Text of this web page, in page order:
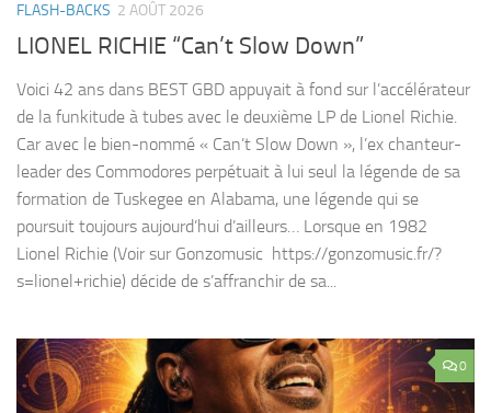
FLASH-BACKS 2 AOÛT 2026
LIONEL RICHIE “Can’t Slow Down”
Voici 42 ans dans BEST GBD appuyait à fond sur l’accélérateur
de la funkitude à tubes avec le deuxième LP de Lionel Richie.
Car avec le bien-nommé « Can’t Slow Down », l’ex chanteur-
leader des Commodores perpétuait à lui seul la légende de sa
formation de Tuskegee en Alabama, une légende qui se
poursuit toujours aujourd’hui d’ailleurs… Lorsque en 1982
Lionel Richie (Voir sur Gonzomusic https://gonzomusic.fr/?
s=lionel+richie) décide de s’affranchir de sa...
0